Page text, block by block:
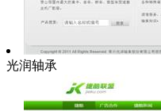
光润轴承